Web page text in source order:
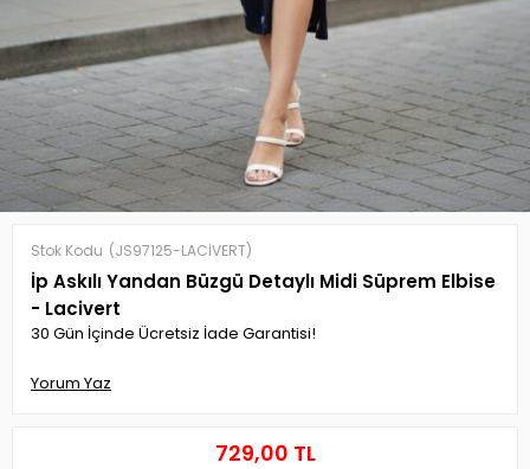
Stok Kodu (JS97125-LACİVERT)
İp Askılı Yandan Büzgü Detaylı Midi Süprem Elbise
- Lacivert
30 Gün İçinde Ücretsiz İade Garantisi!
Yorum Yaz
729,00 TL